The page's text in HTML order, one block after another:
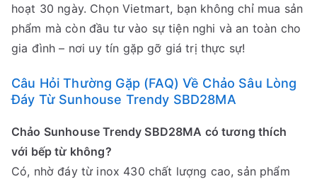
hoạt 30 ngày. Chọn Vietmart, bạn không chỉ mua sản
phẩm mà còn đầu tư vào sự tiện nghi và an toàn cho
gia đình – nơi uy tín gặp gỡ giá trị thực sự!
Câu Hỏi Thường Gặp (FAQ) Về Chảo Sâu Lòng
Đáy Từ Sunhouse Trendy SBD28MA
Chảo Sunhouse Trendy SBD28MA có tương thích
với bếp từ không?
Có, nhờ đáy từ inox 430 chất lượng cao, sản phẩm